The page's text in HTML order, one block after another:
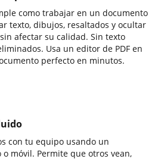
como trabajar en un documento
texto, dibujos, resaltados y ocultar
afectar su calidad. Sin texto
Usa un editor de PDF en
perfecto en minutos.
con tu equipo usando un
móvil. Permite que otros vean,